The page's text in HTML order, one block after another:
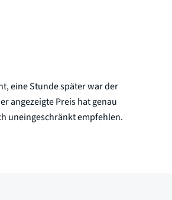
eine Stunde später war der
angezeigte Preis hat genau
uneingeschränkt empfehlen.